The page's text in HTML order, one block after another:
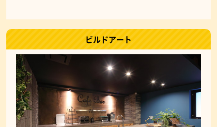
ビルドアート